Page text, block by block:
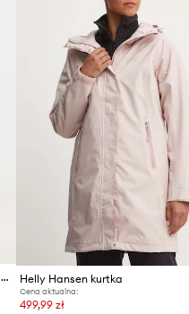
Helly Hansen kurtka damska W ARIA LONG PARKA
Helly Hansen kurtka
Cena aktualna:
499,99 zł